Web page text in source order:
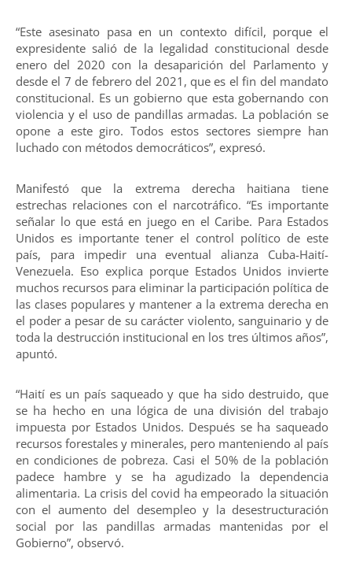
“Este asesinato pasa en un contexto difícil, porque el
expresidente salió de la legalidad constitucional desde
enero del 2020 con la desaparición del Parlamento y
desde el 7 de febrero del 2021, que es el fin del mandato
constitucional. Es un gobierno que esta gobernando con
violencia y el uso de pandillas armadas. La población se
opone a este giro. Todos estos sectores siempre han
luchado con métodos democráticos”, expresó.
Manifestó que la extrema derecha haitiana tiene
estrechas relaciones con el narcotráfico. “Es importante
señalar lo que está en juego en el Caribe. Para Estados
Unidos es importante tener el control político de este
país, para impedir una eventual alianza Cuba-Haití-
Venezuela. Eso explica porque Estados Unidos invierte
muchos recursos para eliminar la participación política de
las clases populares y mantener a la extrema derecha en
el poder a pesar de su carácter violento, sanguinario y de
toda la destrucción institucional en los tres últimos años”,
apuntó.
“Haití es un país saqueado y que ha sido destruido, que
se ha hecho en una lógica de una división del trabajo
impuesta por Estados Unidos. Después se ha saqueado
recursos forestales y minerales, pero manteniendo al país
en condiciones de pobreza. Casi el 50% de la población
padece hambre y se ha agudizado la dependencia
alimentaria. La crisis del covid ha empeorado la situación
con el aumento del desempleo y la desestructuración
social por las pandillas armadas mantenidas por el
Gobierno”, observó.